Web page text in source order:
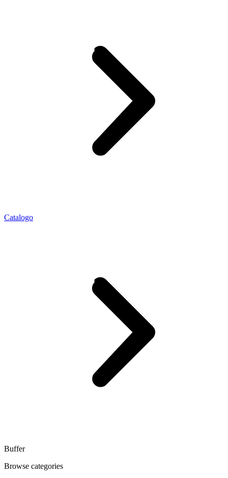
Catalogo
Buffer
Browse categories